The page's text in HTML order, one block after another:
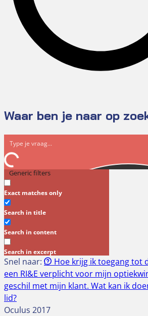
Waar ben je naar op
Generic filters
Exact matches only
Search in title
Search in content
Search in excerpt
Snel naar: Hoe krijg ik toegang tot
een RI&E verplicht voor mijn
geschil met mijn klant. Wat kan ik
lid?
Oculus 2017